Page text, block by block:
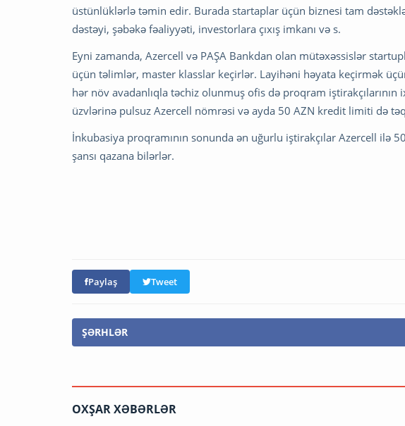
üstünlüklərlə təmin edir. Burada startaplar üçün biznesi tam
dəstəyi, şəbəkə fəaliyyəti, investorlara çıxış imkanı və s.
Eyni zamanda, Azercell və PAŞA Bankdan olan mütəxəssislər
üçün təlimlər, master klasslar keçirlər. Layihəni həyata keçirmək
hər növ avadanlıqla təchiz olunmuş ofis də proqram
üzvlərinə pulsuz Azercell nömrəsi və ayda 50 AZN kredit limiti də
İnkubasiya proqramının sonunda ən uğurlu iştirakçılar Azercell ilə
şansı qazana bilərlər.
Paylaş Tweet
ŞƏRHLƏR
OXŞAR XƏBƏRLƏR